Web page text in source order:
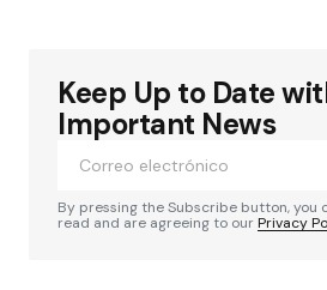
Keep Up to Date
Important News
By pressing the Subscribe button, you
read and are agreeing to ourPrivacy